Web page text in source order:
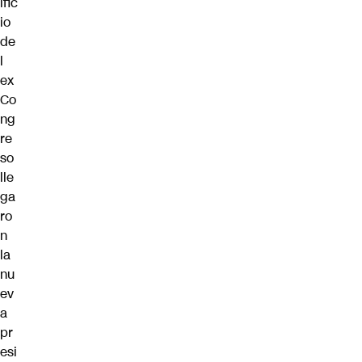
io
de
l
ex
Co
ng
re
so
lle
ga
ro
n
la
nu
ev
a
pr
esi